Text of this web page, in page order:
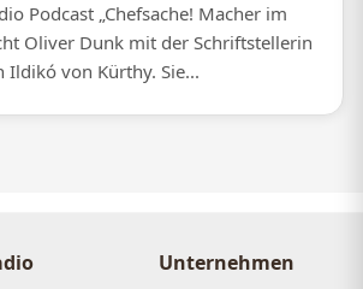
Podcast „Chefsache! Macher im
Oliver Dunk mit der Schriftstellerin
Ildikó von Kürthy. Sie...
Unternehmen